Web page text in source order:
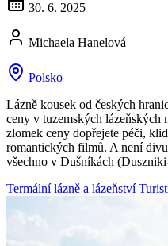
30. 6. 2025
Michaela Hanelová
Polsko
Lázně kousek od českých
ceny v tuzemských lázeňských
zlomek ceny dopřejete péči,
romantických filmů. A není
všechno v Dušníkách
Termální lázně a lázeňství